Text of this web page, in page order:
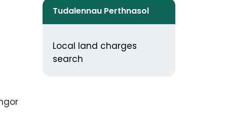
Tudalennau Perthnasol
Local land charges
search